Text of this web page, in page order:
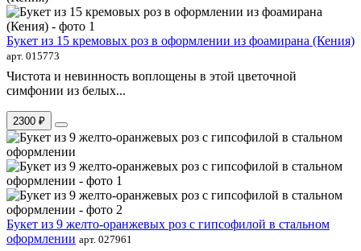
Букет из 15 кремовых роз в оформлении из фоамирана (Кения)
арт. 015773
Чистота и невинность воплощены в этой цветочной
симфонии из белых...
2300 ₽
Букет из 9 желто-оранжевых роз с гипсофилой в стальном
оформлении арт. 027961